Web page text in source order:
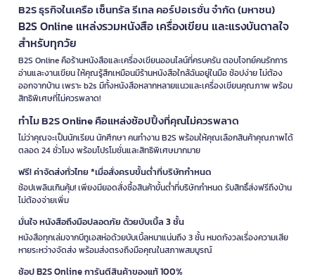
B2S ธุรกิจในเครือ เซ็นทรัล รีเทล คอร์ปอเรชั่น จำกัด (มหาชน)
B2S Online แหล่งรวมหนังสือ เครื่องเขียน และแรงบันดาลใจ
สำหรับทุกวัย
B2S Online คือร้านหนังสือและเครื่องเขียนออนไลน์ที่ครบครัน ตอบโจทย์คนรักการ
อ่านและงานเขียน ให้คุณรู้สึกเหมือนมีร้านหนังสือใกล้ฉันอยู่ในมือ ช้อปง่าย ไม่ต้อง
ออกจากบ้าน เพราะ b2s มีทั้งหนังสือหลากหลายแนวและเครื่องเขียนคุณภาพ พร้อม
สิทธิพิเศษที่ไม่ควรพลาด!
ทำไม B2S Online คือแหล่งช้อปปิ้งที่คุณไม่ควรพลาด
ไม่ว่าคุณจะเป็นนักเรียน นักศึกษา คนทำงาน B2S พร้อมให้คุณเลือกสินค้าคุณภาพได้
ตลอด 24 ชั่วโมง พร้อมโปรโมชั่นและสิทธิพิเศษมากมาย
ฟรี! ค่าจัดส่งทั่วไทย *เมื่อสั่งครบขั้นต่ำที่บริษัทกำหนด
ช้อปเพลินเกินคุ้ม! เพียงมียอดสั่งซื้อสินค้าขั้นต่ำที่บริษัทกำหนด รับสิทธิ์ส่งฟรีถึงบ้าน
ไม่ต้องจ่ายเพิ่ม
มั่นใจ หนังสือถึงมือปลอดภัย ด้วยบับเบิ้ล 3 ชั้น
หนังสือทุกเล่มจากบีทูเอสห่อด้วยบับเบิ้ลหนาแน่นถึง 3 ชั้น หมดกังวลเรื่องความเสีย
หายระหว่างจัดส่ง พร้อมส่งตรงถึงมือคุณในสภาพสมบูรณ์
ช้อป B2S Online การันตีสินค้าของแท้ 100%